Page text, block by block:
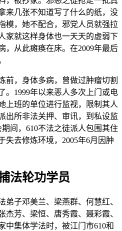
来几张不知道写了什么的纸，没
模，她不配合，邪党人员就强拉
家就这样身体也一天天的虚弱下
，从此瘫痪在床。在2009年最后
前，身体多病，曾做过肿瘤切割
。1999年以来恶人多次上门或电
上班的单位进行监视，限制其人
出所非法关押、审讯，到私设监
间，610不法之徒派人包围其住
失去修炼环境，2005年6月因肿
法轮功学员
弟子邓美兰、梁燕群、何慧红、
杰芳、梁恒、唐秀霞、聂彩霞、
中集体学法时，被江门市610和